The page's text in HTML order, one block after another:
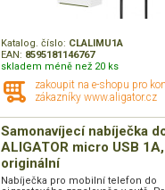
Katalog. číslo: CLALIMU1A
EAN: 8595181146767
skladem méně než 20 ks
zakoupit na e-shopu pro
zákazníky www.aligator.cz
Samonavíjecí nabíječka
ALIGATOR micro USB 1A,
originální
Nabíječka pro mobilní telefon do